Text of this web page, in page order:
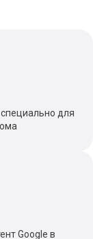
для
Google в